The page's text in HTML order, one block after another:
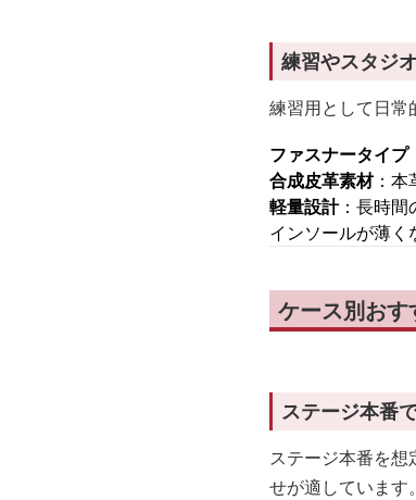
練習やスタジ
練習用として日常
ファスナータイプ
合成皮革素材：本
軽量設計：長時間
インソールが薄
ケース別お
ステージ本番
ステージ本番を想
せが適しています。